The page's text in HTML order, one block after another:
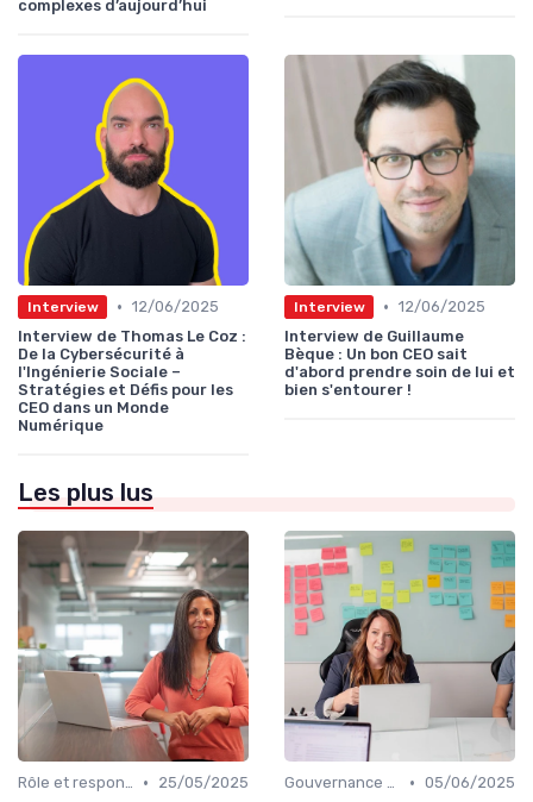
complexes d’aujourd’hui
Interview • 12/06/2025
Interview de Thomas Le Coz :
De la Cybersécurité à
l'Ingénierie Sociale –
Stratégies et Défis pour les
CEO dans un Monde
Numérique
Interview • 12/06/2025
Interview de Guillaume
Bèque : Un bon CEO sait
d'abord prendre soin de lui et
bien s'entourer !
Les plus lus
Rôle et responsabilités du CEO •
25/05/2025
Gouvernance d’entreprise • 05/06/2025